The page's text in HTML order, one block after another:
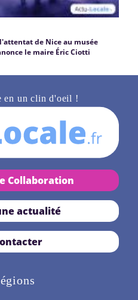
de Nice au musée
le maire Éric Ciotti
en un clin d'oeil !
Collaboration
actualité